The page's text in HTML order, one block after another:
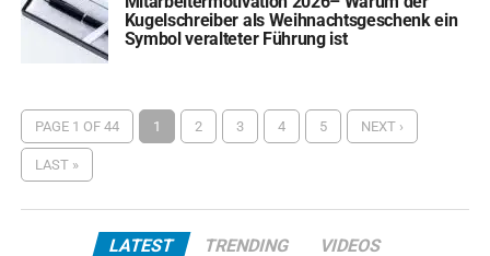
Kugelschreiber als Weihnachtsgeschenk ein
Symbol veralteter Führung ist
PAGE 1 OF 44 1 2 3 4 5 NEXT ›
LAST »
LATEST TRENDING VIDEOS